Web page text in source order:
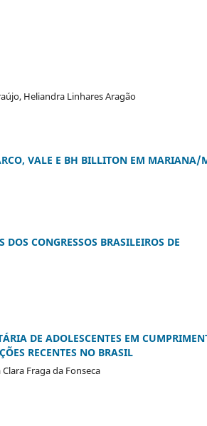
Heliandra Linhares Aragão
VALE E BH BILLITON EM MARIANA/
CONGRESSOS BRASILEIROS DE
DE ADOLESCENTES EM
RECENTES NO BRASIL
Fraga da Fonseca